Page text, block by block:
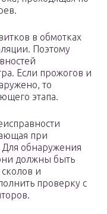
в обмотках
Поэтому
Если прожогов и
то
этапа.
при
обнаружения
должны быть
и
проверку с